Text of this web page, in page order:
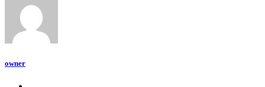
owner